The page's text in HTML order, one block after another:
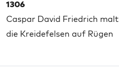
1306
Caspar David Friedrich malt
die Kreidefelsen auf Rügen